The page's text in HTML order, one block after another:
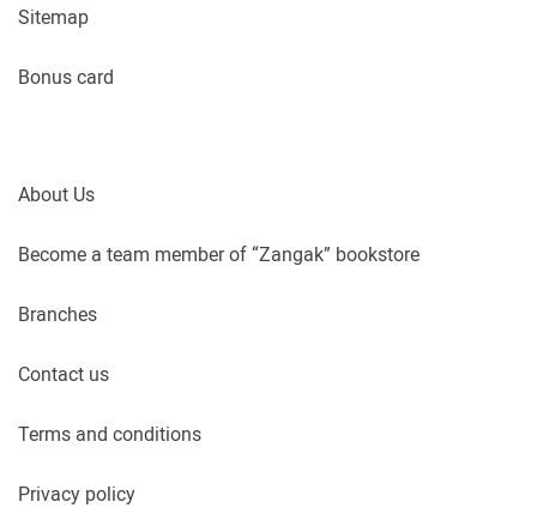
Sitemap
Bonus card
About Us
Become a team member of “Zangak” bookstore
Branches
Contact us
Terms and conditions
Privacy policy